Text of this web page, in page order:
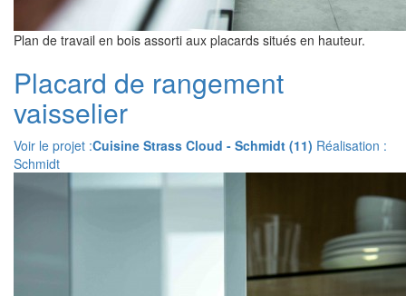
Plan de travail en bois assorti aux placards situés en hauteur.
Placard de rangement
vaisselier
Voir le projet :Cuisine Strass Cloud - Schmidt (11) Réalisation :
Schmidt